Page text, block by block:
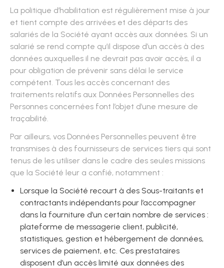
La politique d’habilitation est régulièrement mise à jour
et tient compte des arrivées et des départs des
salariés de la Société ayant accès aux données. Si un
salarié se rend compte qu’il dispose d’un accès à des
données auxquelles il ne devrait pas avoir accès, il a
pour obligation de prévenir sans délai le service
compétent. Tous les accès concernant des
traitements relatifs aux Données Personnelles des
Personnes concernées font l’objet d’une mesure de
traçabilité.
Par ailleurs, vos Données Personnelles peuvent être
transmises à des fournisseurs de services tiers qui sont
tenus de les utiliser dans le cadre des seules missions
que la Société leur a confié, notamment :
Lorsque la Société recourt à des Sous-traitants et
contractants indépendants pour l’accompagner
dans la fourniture d’un certain nombre de services :
plateforme de messagerie client, publicité,
statistiques, gestion et hébergement de données,
services de paiement, etc. Ces prestataires
disposent d’un accès limité aux données des